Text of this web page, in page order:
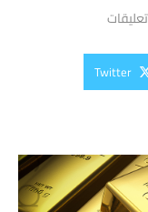
Twitter